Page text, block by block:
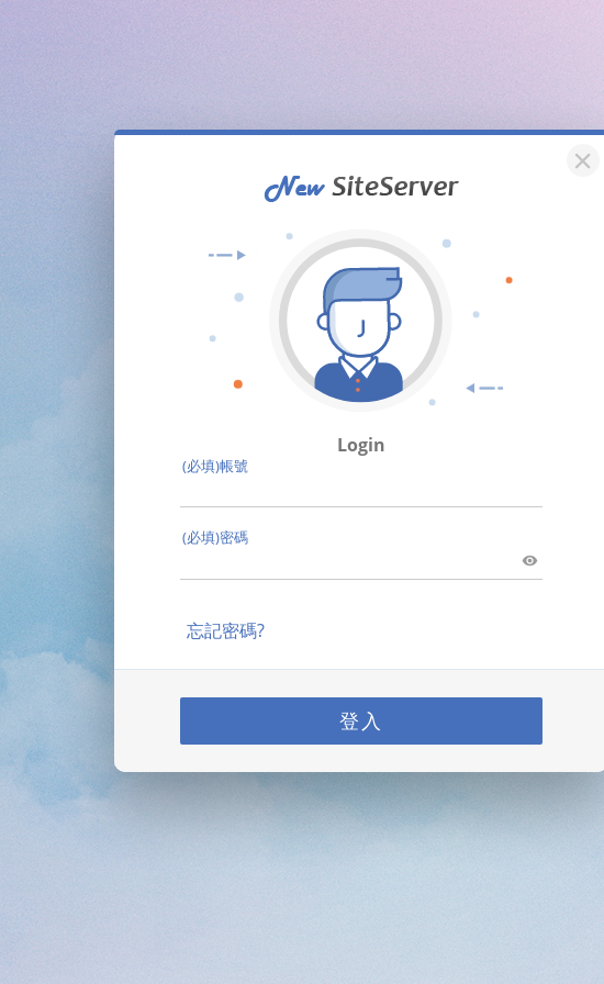
Login
(必填)帳號
(必填)密碼
忘記密碼?
登入